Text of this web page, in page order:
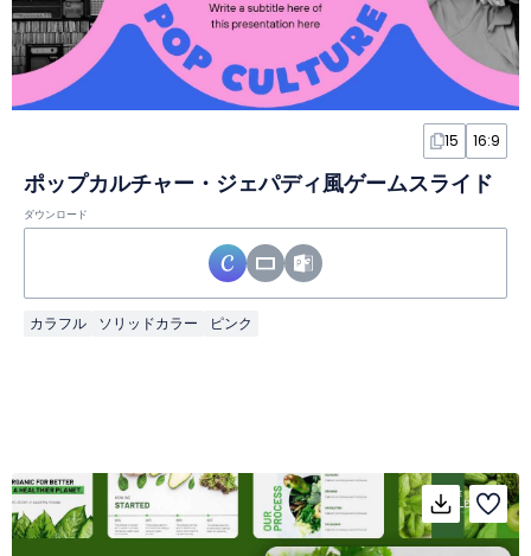
15 16:9
ポップカルチャー・ジェパディ風ゲームスライド
ダウンロード
カラフル ソリッドカラー ピンク